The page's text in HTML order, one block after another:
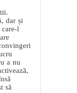
dar și
l
a nu
să